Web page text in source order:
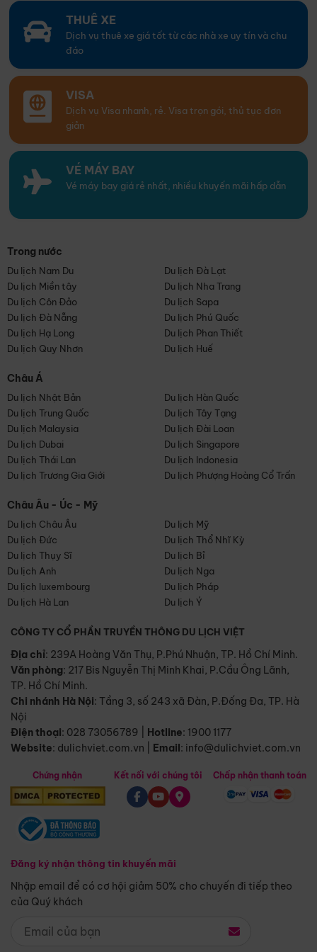
THUÊ XE
Dịch vụ thuê xe giá tốt từ các nhà xe uy tín và chu
đáo
VISA
Dịch vụ Visa nhanh, rẻ. Visa trọn gói, thủ tục đơn
giản
VÉ MÁY BAY
Vé máy bay giá rẻ nhất, nhiều khuyến mãi hấp dẫn
Trong nước
Du lịch Nam Du
Du lịch Đà Lạt
Du lịch Miền tây
Du lịch Nha Trang
Du lịch Côn Đảo
Du lịch Sapa
Du lịch Đà Nẵng
Du lịch Phú Quốc
Du lịch Hạ Long
Du lịch Phan Thiết
Du lịch Quy Nhơn
Du lịch Huế
Châu Á
Du lịch Nhật Bản
Du lịch Hàn Quốc
Du lịch Trung Quốc
Du lịch Tây Tạng
Du lịch Malaysia
Du lịch Đài Loan
Du lịch Dubai
Du lịch Singapore
Du lịch Thái Lan
Du lịch Indonesia
Du lịch Trương Gia Giới
Du lịch Phượng Hoàng Cổ Trấn
Châu Âu - Úc - Mỹ
Du lịch Châu Âu
Du lịch Mỹ
Du lịch Đức
Du lịch Thổ Nhĩ Kỳ
Du lịch Thụy Sĩ
Du lịch Bỉ
Du lịch Anh
Du lịch Nga
Du lịch luxembourg
Du lịch Pháp
Du lịch Hà Lan
Du lịch Ý
CÔNG TY CỔ PHẦN TRUYỀN THÔNG DU LỊCH VIỆT
Địa chỉ: 239A Hoàng Văn Thụ, P.Phú Nhuận, TP. Hồ Chí Minh.
Văn phòng: 217 Bis Nguyễn Thị Minh Khai, P.Cầu Ông Lãnh,
TP. Hồ Chí Minh.
Chi nhánh Hà Nội: Tầng 3, số 243 xã Đàn, P.Đống Đa, TP. Hà
Nội
Điện thoại: 028 73056789 Hotline: 1900 1177
Website: dulichviet.com.vn Email: info@dulichviet.com.vn
Chứng nhận
Đăng ký nhận thông tin khuyến mãi
Nhập email để có cơ hội giảm 50% cho chuyến đi tiếp theo
của Quý khách
Kết nối với chúng tôi Chấp nhận thanh toán